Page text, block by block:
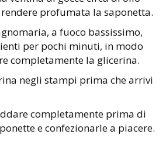
profumata la saponetta.
a fuoco bassissimo,
per pochi minuti, in modo
completamente la glicerina.
negli stampi prima che arrivi
completamente prima di
e confezionarle a piacere.